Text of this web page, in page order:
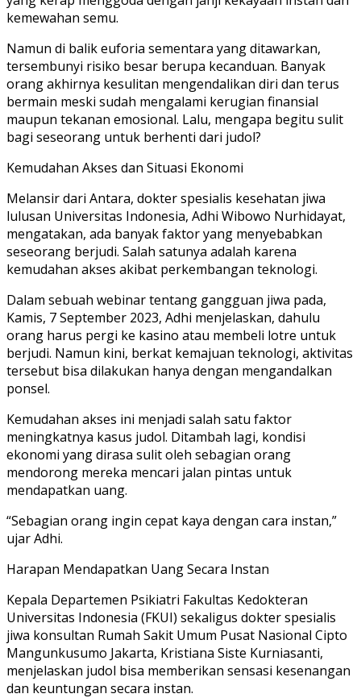
kemewahan semu.
Namun di balik euforia sementara yang ditawarkan,
tersembunyi risiko besar berupa kecanduan. Banyak
orang akhirnya kesulitan mengendalikan diri dan terus
bermain meski sudah mengalami kerugian finansial
maupun tekanan emosional. Lalu, mengapa begitu sulit
bagi seseorang untuk berhenti dari judol?
Kemudahan Akses dan Situasi Ekonomi
Melansir dari Antara, dokter spesialis kesehatan jiwa
lulusan Universitas Indonesia, Adhi Wibowo Nurhidayat,
mengatakan, ada banyak faktor yang menyebabkan
seseorang berjudi. Salah satunya adalah karena
kemudahan akses akibat perkembangan teknologi.
Dalam sebuah webinar tentang gangguan jiwa pada,
Kamis, 7 September 2023, Adhi menjelaskan, dahulu
orang harus pergi ke kasino atau membeli lotre untuk
berjudi. Namun kini, berkat kemajuan teknologi, aktivitas
tersebut bisa dilakukan hanya dengan mengandalkan
ponsel.
Kemudahan akses ini menjadi salah satu faktor
meningkatnya kasus judol. Ditambah lagi, kondisi
ekonomi yang dirasa sulit oleh sebagian orang
mendorong mereka mencari jalan pintas untuk
mendapatkan uang.
“Sebagian orang ingin cepat kaya dengan cara instan,”
ujar Adhi.
Harapan Mendapatkan Uang Secara Instan
Kepala Departemen Psikiatri Fakultas Kedokteran
Universitas Indonesia (FKUI) sekaligus dokter spesialis
jiwa konsultan Rumah Sakit Umum Pusat Nasional Cipto
Mangunkusumo Jakarta, Kristiana Siste Kurniasanti,
menjelaskan judol bisa memberikan sensasi kesenangan
dan keuntungan secara instan.